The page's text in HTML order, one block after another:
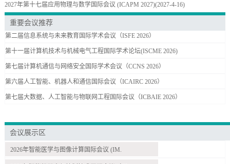
2027年第十七届应用物理与数学国际会议 (ICAPM 2027)(2027-4-16)
重要会议推荐
第二届信息系统与未来教育国际学术会议（ISFE 2026）
第十一届计算机技术与机械电气工程国际学术论坛(ISCME 2026)
第七届计算机通信与网络安全国际学术会议（CCNS 2026）
第六届人工智能、机器人和通信国际会议（ICAIRC 2026）
第七届大数据、人工智能与物联网工程国际会议（ICBAIE 2026）
会议展示区
2026年智能医学与图像计算国际会议 (IM.